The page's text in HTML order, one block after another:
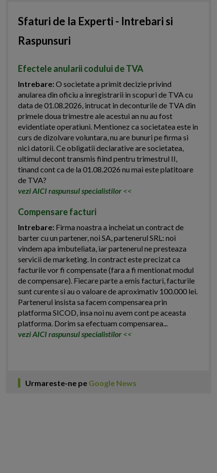
Sfaturi de la Experti - Intrebari si
Raspunsuri
Efectele anularii codului de TVA
Intrebare:O societate a primit decizie privind
anularea din oficiu a inregistrarii in scopuri de TVA cu
data de 01.08.2026, intrucat in deconturile de TVA din
primele doua trimestre ale acestui an nu au fost
evidentiate operatiuni. Mentionez ca societatea este in
curs de dizolvare voluntara, nu are bunuri pe firma si
nici datorii. Ce obligatii declarative are societatea,
ultimul decont transmis fiind pentru trimestrul II,
tinand cont ca de la 01.08.2026 nu mai este platitoare
de TVA?
vezi AICI raspunsul specialistilor <<
Compensare facturi
Intrebare: Firma noastra a incheiat un contract de
barter cu un partener, noi SA, partenerul SRL: noi
vindem apa imbuteliata, iar partenerul ne presteaza
servicii de marketing. In contract este precizat ca
facturile vor fi compensate (fara a fi mentionat modul
de compensare). Fiecare parte a emis facturi, facturile
sunt curente si au o valoare de aproximativ 100.000 lei.
Partenerul insista sa facem compensarea prin
platforma SICOD, insa noi nu avem cont pe aceasta
platforma. Dorim sa efectuam compensarea...
vezi AICI raspunsul specialistilor <<
Urmareste-ne pe Google News